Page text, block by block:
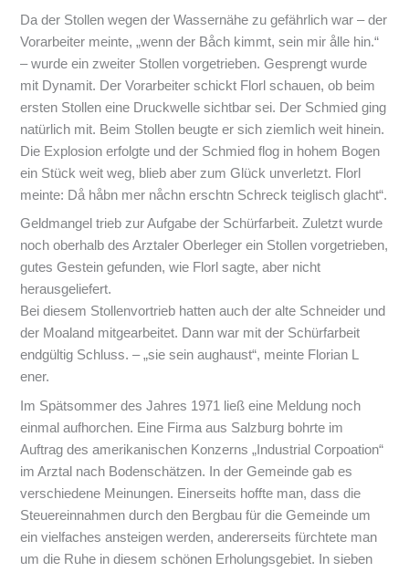
Da der Stollen wegen der Wassernähe zu gefährlich war – der
Vorarbeiter meinte, „wenn der Båch kimmt, sein mir ålle hin.“
– wurde ein zweiter Stollen vorgetrieben. Gesprengt wurde
mit Dynamit. Der Vorarbeiter schickt Florl schauen, ob beim
ersten Stollen eine Druckwelle sichtbar sei. Der Schmied ging
natürlich mit. Beim Stollen beugte er sich ziemlich weit hinein.
Die Explosion erfolgte und der Schmied flog in hohem Bogen
ein Stück weit weg, blieb aber zum Glück unverletzt. Florl
meinte: Då håbn mer nåchn erschtn Schreck teiglisch glacht“.
Geldmangel trieb zur Aufgabe der Schürfarbeit. Zuletzt wurde
noch oberhalb des Arztaler Oberleger ein Stollen vorgetrieben,
gutes Gestein gefunden, wie Florl sagte, aber nicht
herausgeliefert.
Bei diesem Stollenvortrieb hatten auch der alte Schneider und
der Moaland mitgearbeitet. Dann war mit der Schürfarbeit
endgültig Schluss. – „sie sein aughaust“, meinte Florian L
ener.
Im Spätsommer des Jahres 1971 ließ eine Meldung noch
einmal aufhorchen. Eine Firma aus Salzburg bohrte im
Auftrag des amerikanischen Konzerns „Industrial Corpoation“
im Arztal nach Bodenschätzen. In der Gemeinde gab es
verschiedene Meinungen. Einerseits hoffte man, dass die
Steuereinnahmen durch den Bergbau für die Gemeinde um
ein vielfaches ansteigen werden, andererseits fürchtete man
um die Ruhe in diesem schönen Erholungsgebiet. In sieben